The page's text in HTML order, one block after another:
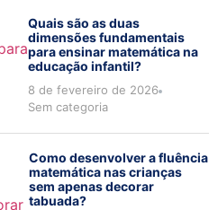
Quais são as duas
dimensões fundamentais
para ensinar matemática na
educação infantil?
8 de fevereiro de 2026
Sem categoria
Como desenvolver a fluência
matemática nas crianças
sem apenas decorar
tabuada?